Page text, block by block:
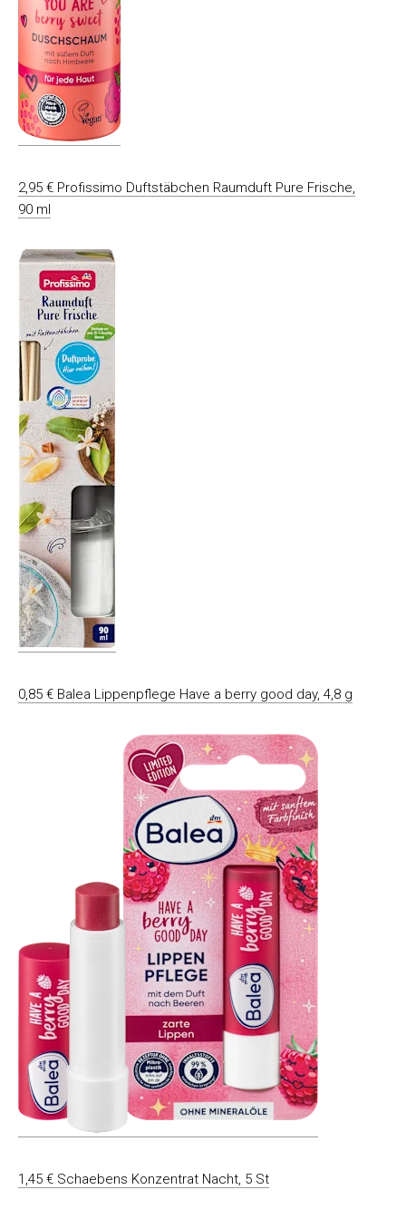
2,95 € Profissimo Duftstäbchen Raumduft Pure Frische,
90 ml
0,85 € Balea Lippenpflege Have a berry good day, 4,8 g
1,45 € Schaebens Konzentrat Nacht, 5 St